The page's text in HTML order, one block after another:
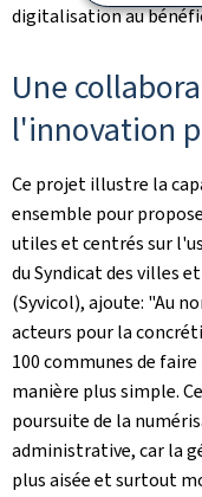
digitalisation au
Une
l'innovation
Ce projet illustre la
ensemble pour
utiles et centrés sur
du Syndicat des villes
(Syvicol), ajoute: "Au
acteurs pour la
100 communes de
manière plus simple.
poursuite de la
administrative, car la
plus aisée et surtout